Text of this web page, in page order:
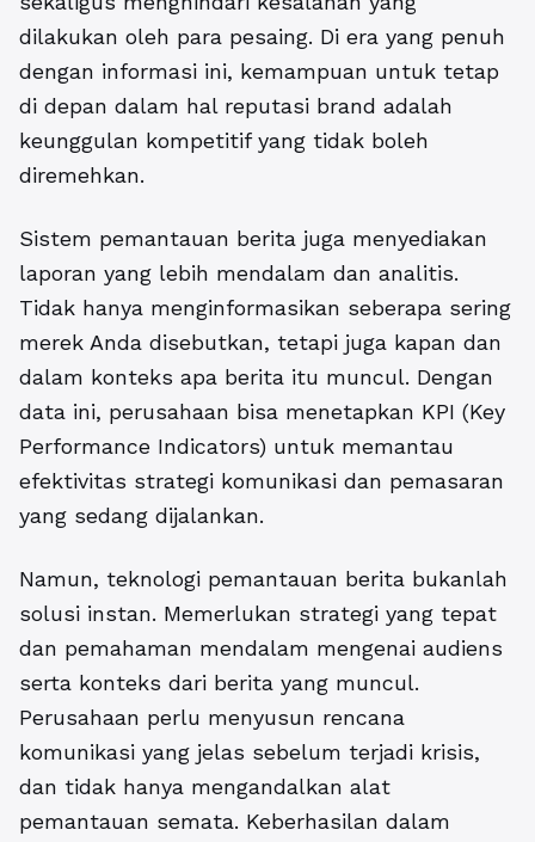
dilakukan oleh para pesaing. Di era yang penuh
dengan informasi ini, kemampuan untuk tetap
di depan dalam hal reputasi brand adalah
keunggulan kompetitif yang tidak boleh
diremehkan.
Sistem pemantauan berita juga menyediakan
laporan yang lebih mendalam dan analitis.
Tidak hanya menginformasikan seberapa sering
merek Anda disebutkan, tetapi juga kapan dan
dalam konteks apa berita itu muncul. Dengan
data ini, perusahaan bisa menetapkan KPI (Key
Performance Indicators) untuk memantau
efektivitas strategi komunikasi dan pemasaran
yang sedang dijalankan.
Namun, teknologi pemantauan berita bukanlah
solusi instan. Memerlukan strategi yang tepat
dan pemahaman mendalam mengenai audiens
serta konteks dari berita yang muncul.
Perusahaan perlu menyusun rencana
komunikasi yang jelas sebelum terjadi krisis,
dan tidak hanya mengandalkan alat
pemantauan semata. Keberhasilan dalam